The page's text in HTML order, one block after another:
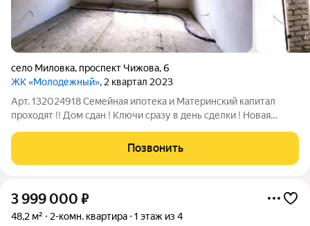
село Миловка, проспект Чижова,6
ЖК «Молодежный», 2 квартал 2023
Арт. 132024918 Семейная ипотека и Материнский капитал
проходят !! Дом сдан ! Ключи сразу в день сделки ! Новая
новой школы !!! С ремонтом от застройщика - черновая ! Это
отличная возможность
Позвонить
3 999 000 ₽
48,2 м² 2-комн. квартира 1 этаж из 4